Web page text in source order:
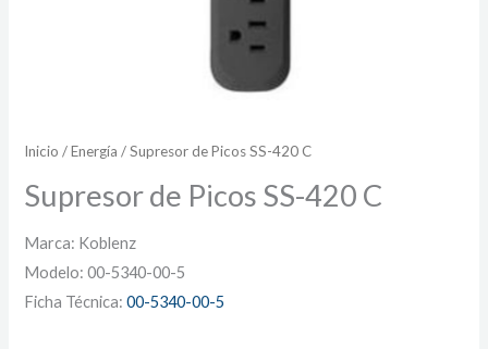
Inicio /Energía / Supresor de Picos SS-420 C
Supresor de Picos SS-420 C
Marca: Koblenz
Modelo: 00-5340-00-5
Ficha Técnica:00-5340-00-5